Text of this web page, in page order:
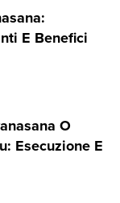
E Benefici
O
Esecuzione E